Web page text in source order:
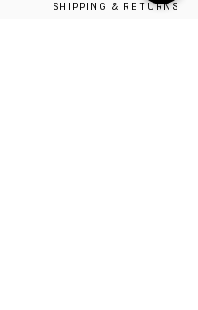
SHIPPING & RETURNS